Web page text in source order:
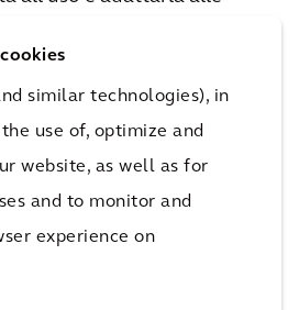
similar technologies), in
use of, optimize and
website, as well as for
and to monitor and
experience on